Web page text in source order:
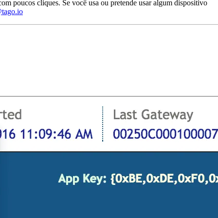
poucos cliques. Se você usa ou pretende usar algum dispositivo